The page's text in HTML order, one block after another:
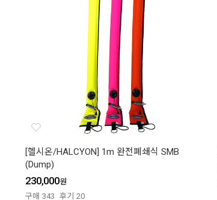
[헬시온/HALCYON] 1m 완전폐쇄식 SMB
(Dump)
230,000원
구매 343 후기 20